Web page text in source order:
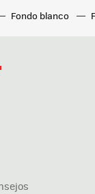
Fondo blanco